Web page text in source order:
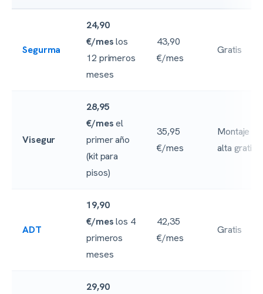
Segurma
24,90
€/meslos
12 primeros
meses
43,90
€/mes
Gratis
Visegur
28,95
€/mesel
primer año
(kit para
pisos)
35,95
€/mes
Montaje y
alta gratis
ADT
19,90
€/meslos 4
primeros
meses
42,35
€/mes
Gratis
29,90